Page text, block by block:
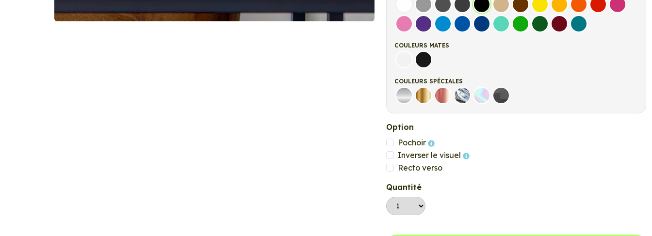
Blanc Gris Gris FoncéGris Anthracite
Noir Beige Marron Jaune ClairJaune Foncé
OrangeRouge Fuchsia
Rose Violet Bleu clairBleu MoyenBleu FoncéBleu VertVert clairVert FoncéBordeauxTurquoise
COULEURS MATES
Blanc matNoir mat
COULEURS SPÉCIALES
Argent Or Rose Gold
ChromeHolographique
Carbone Noir
Option
Pochoir
Inverser le visuel
Recto verso
Quantité